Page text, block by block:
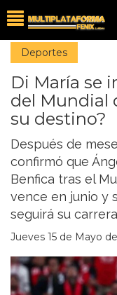
Deportes
Di María se
del Mundial
su destino?
Después de
confirmó que
Benfica tras el
vence en junio y
seguirá su
Jueves 15 de Mayo